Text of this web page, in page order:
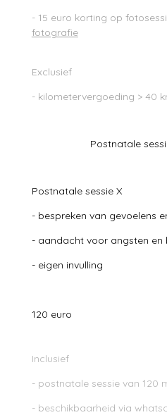
- 15 euro korting op
fotografie
Exclusief
- kilometervergoeding > 40
Postnatale
Postnatale sessie X
- bespreken van gevoelens
- aandacht voor angsten en
- eigen invulling
120 euro
Inclusief
- postnatale sessie van 120
- beschikbaarheid via